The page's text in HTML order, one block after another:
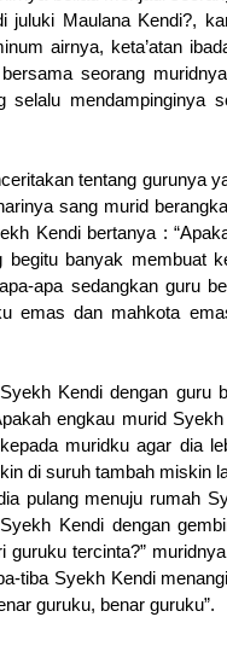
juluki Maulana Kendi?,
airnya, keta’atan
seorang
mendampinginya
tentang gurunya
sang murid
Kendi bertanya :
banyak membuat
apa sedangkan guru
emas dan mahkota
Kendi dengan
engkau murid
muridku agar dia
di suruh tambah miskin
pulang menuju rumah
Kendi dengan
tercinta?”
tiba Syekh Kendi
guruku, benar guruku”.